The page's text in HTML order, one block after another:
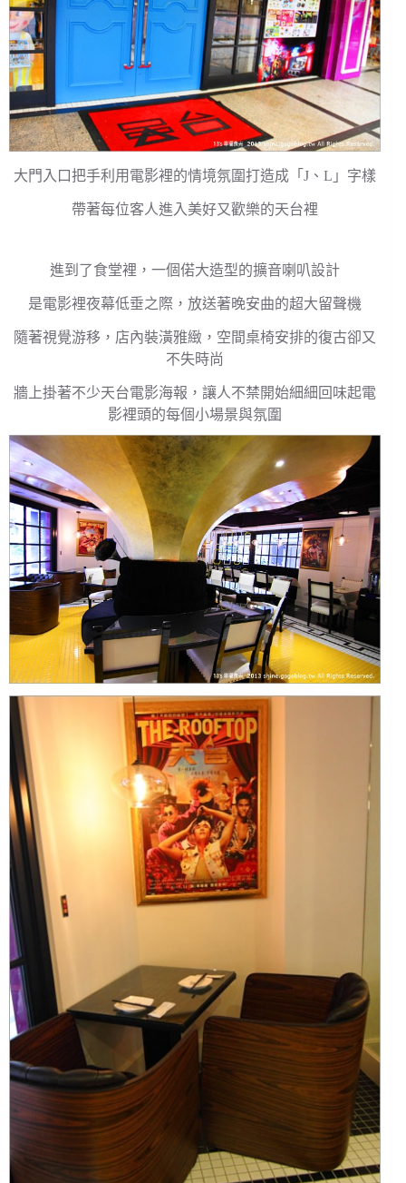
大門入口把手利用電影裡的情境氛圍打造成「J、L」字樣
帶著每位客人進入美好又歡樂的天台裡
進到了食堂裡，一個偌大造型的擴音喇叭設計
是電影裡夜幕低垂之際，放送著晚安曲的超大留聲機
隨著視覺游移，店內裝潢雅緻，空間桌椅安排的復古卻又
不失時尚
牆上掛著不少天台電影海報，讓人不禁開始細細回味起電
影裡頭的每個小場景與氛圍